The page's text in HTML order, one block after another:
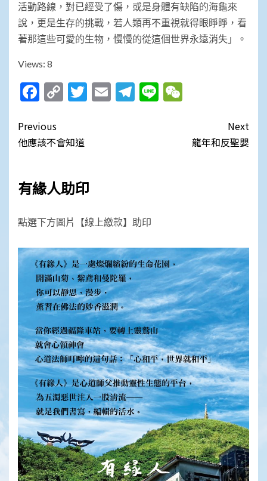
活動路線，對已經受了傷，或是身體有缺陷的海龜來
說，更是生存的挑戰，若人類再不重視就得眼睜睜，看
著那這些可愛的生物，慢慢的從這個世界永遠消失」。
Views: 8
Facebook
CopyTwitter
EmailTelegram
Line
Post
navigation
Previous
他應該不會知道
Next
龍年和反聖嬰
有緣人助印
點選下方圖片【線上繳款】助印